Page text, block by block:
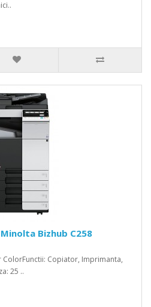
Bizhub C258
ColorFunctii: Copiator, Imprimanta,
25 ..